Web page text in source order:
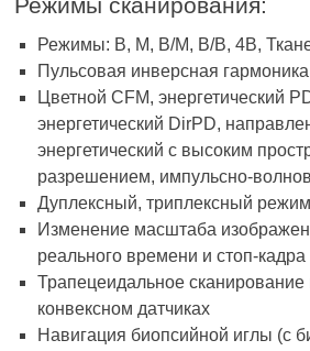
Режимы: В, М, В/М, В/В, 4В,
Пульсовая инверсная гармоника
Цветной CFM, энергетический
энергетический DirPD,
энергетический с высоким
разрешением, импульсно-
Дуплексный, триплексный
Изменение масштаба
реального времени и стоп-кадра
Трапецеидальное
конвексном датчиках
Навигация биопсийной иглы (с